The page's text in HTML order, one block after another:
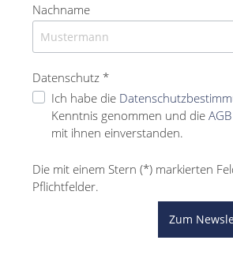
Nachname
Datenschutz *
Ich habe die
Kenntnis genommen und die AGB
mit ihnen einverstanden.
Die mit einem Stern (*) markierten
Pflichtfelder.
Zum